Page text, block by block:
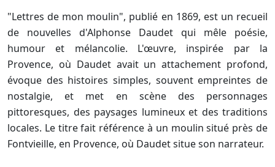
"Lettres de mon moulin", publié en 1869, est un recueil
de nouvelles d'Alphonse Daudet qui mêle poésie,
humour et mélancolie. L'œuvre, inspirée par la
Provence, où Daudet avait un attachement profond,
évoque des histoires simples, souvent empreintes de
nostalgie, et met en scène des personnages
pittoresques, des paysages lumineux et des traditions
locales. Le titre fait référence à un moulin situé près de
Fontvieille, en Provence, où Daudet situe son narrateur.